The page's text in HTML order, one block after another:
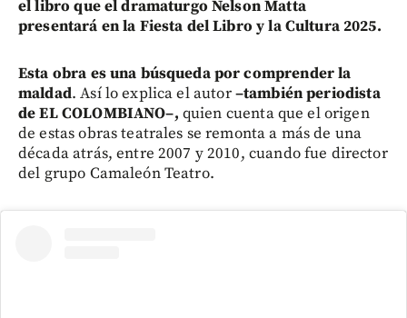
el libro que el dramaturgo Nelson Matta
presentará en la Fiesta del Libro y la Cultura 2025.
Esta obra es una búsqueda por comprender la
maldad. Así lo explica el autor–también periodista
de EL COLOMBIANO–, quien cuenta que el origen
de estas obras teatrales se remonta a más de una
década atrás, entre 2007 y 2010, cuando fue director
del grupo Camaleón Teatro.